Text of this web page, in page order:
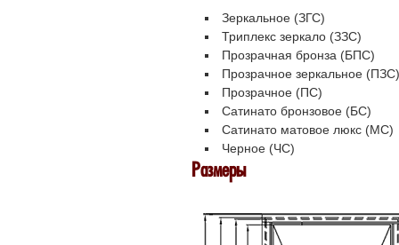
Зеркальное (ЗГС)
Триплекс зеркало (ЗЗС)
Прозрачная бронза (БПС)
Прозрачное зеркальное (ПЗС)
Прозрачное (ПС)
Сатинато бронзовое (БС)
Сатинато матовое люкс (МС)
Черное (ЧС)
Размеры